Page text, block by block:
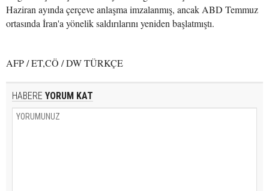
Haziran ayında çerçeve anlaşma imzalanmış, ancak ABD Temmuz
ortasında İran'a yönelik saldırılarını yeniden başlatmıştı.
AFP / ET,CÖ / DW TÜRKÇE
HABERE YORUM KAT